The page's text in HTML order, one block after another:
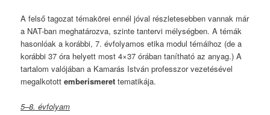
A felső tagozat témakörei ennél jóval részletesebben vannak már
a NAT-ban meghatározva, szinte tantervi mélységben. A témák
hasonlóak a korábbi, 7. évfolyamos etika modul témáihoz (de a
korábbi 37 óra helyett most 4×37 órában tanítható az anyag.) A
tartalom valójában a Kamarás István professzor vezetésével
megalkotottemberismeret tematikája.
5–8. évfolyam